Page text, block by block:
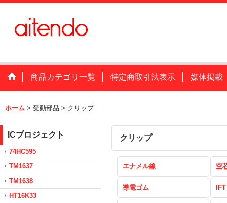
商品カテゴリ一覧 特定商取引法表示 媒体掲載
ホーム > 受動部品 > クリップ
ICプロジェクト
74HC595
TM1637
TM1638
HT16K33
クリップ
エナメル線 空
導電ゴム IFT